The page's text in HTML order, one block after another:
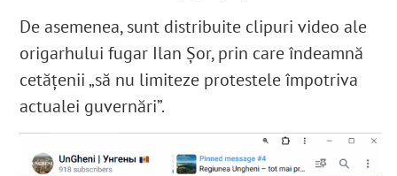
De asemenea, sunt distribuite clipuri video ale
origarhului fugar Ilan Șor, prin care îndeamnă
cetățenii „să nu limiteze protestele împotriva
actualei guvernări”.